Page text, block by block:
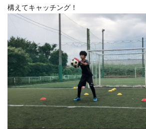
構えてキャッチング！